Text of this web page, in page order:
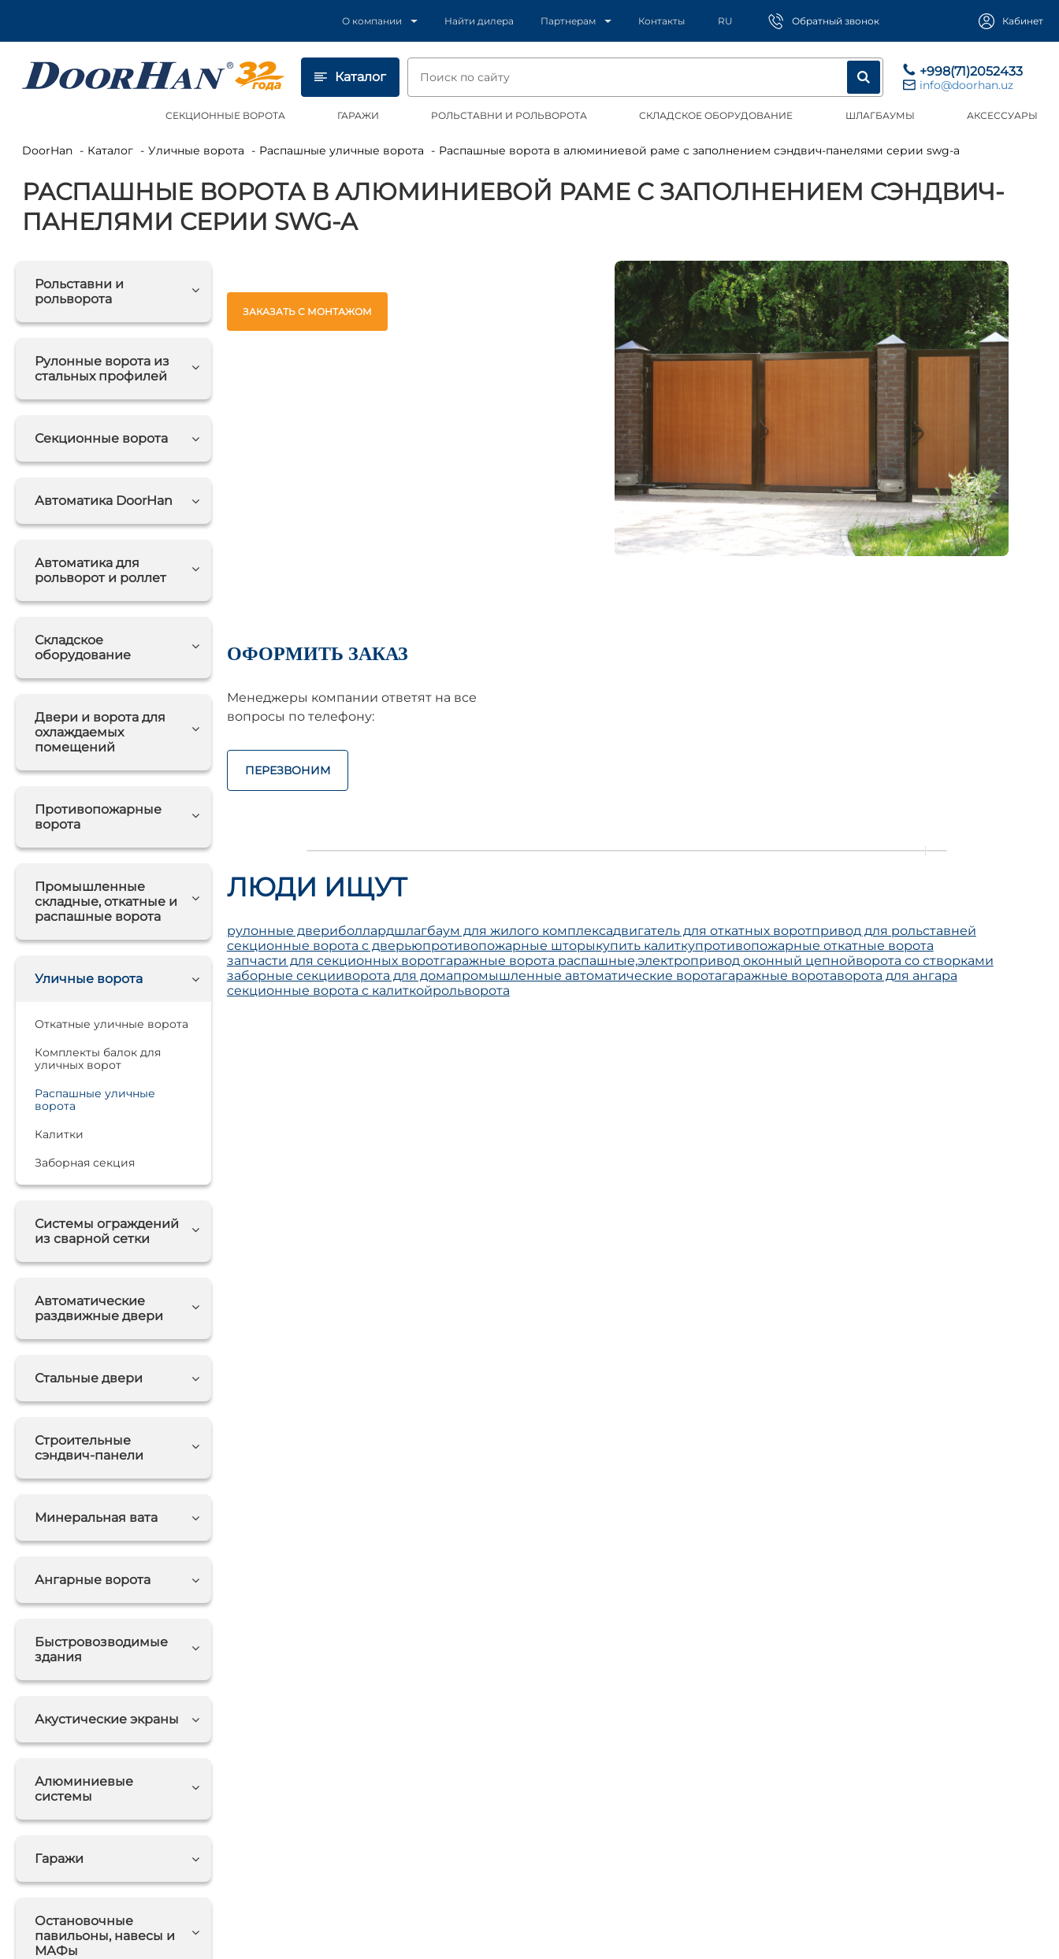
О компании Найти дилера Партнерам Контакты RU Обратный звонок Кабинет
Каталог +998(71)2052433
info@doorhan.uz
СЕКЦИОННЫЕ ВОРОТА ГАРАЖИ РОЛЬСТАВНИ И РОЛЬВОРОТА СКЛАДСКОЕ ОБОРУДОВАНИЕ ШЛАГБАУМЫ АКСЕССУАРЫ
DoorHan Каталог Уличные ворота Распашные уличные ворота Распашные ворота в алюминиевой раме с заполнением сэндвич-панелями серии swg-a
РАСПАШНЫЕ ВОРОТА В АЛЮМИНИЕВОЙ РАМЕ С ЗАПОЛНЕНИЕМ СЭНДВИЧ-
ПАНЕЛЯМИ СЕРИИ SWG-A
Рольставни и
рольворота
Рулонные ворота из
стальных профилей
Секционные ворота
Автоматика DoorHan
Автоматика для
рольворот и роллет
Складское
оборудование
Двери и ворота для
охлаждаемых
помещений
Противопожарные
ворота
Промышленные
складные, откатные и
распашные ворота
Уличные ворота
Откатные уличные ворота
Комплекты балок для
уличных ворот
Распашные уличные
ворота
Калитки
Заборная секция
Системы ограждений
из сварной сетки
Автоматические
раздвижные двери
Стальные двери
Строительные
сэндвич-панели
Минеральная вата
Ангарные ворота
Быстровозводимые
здания
Акустические экраны
Алюминиевые
системы
Гаражи
Остановочные
павильоны, навесы и
МАФы
ЗАКАЗАТЬ С МОНТАЖОМ
ОФОРМИТЬ ЗАКАЗ
Менеджеры компании ответят на все
вопросы по телефону:
ПЕРЕЗВОНИМ
ЛЮДИ ИЩУТ
рулонные двериболлардшлагбаум для жилого комплексадвигатель для откатных воротпривод для рольставней
секционные ворота с дверьюпротивопожарные шторыкупить калиткупротивопожарные откатные ворота
запчасти для секционных воротгаражные ворота распашные,электропривод оконный цепнойворота со створками
заборные секцииворота для домапромышленные автоматические воротагаражные воротаворота для ангара
секционные ворота с калиткойрольворота